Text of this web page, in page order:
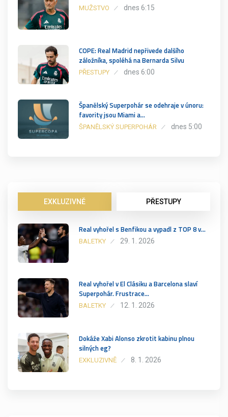
MUŽSTVO dnes 6:15
COPE: Real Madrid nepřivede dalšího
záložníka, spoléhá na Bernarda Silvu
PŘESTUPY dnes 6:00
Španělský Superpohár se odehraje v únoru:
favority jsou Miami a…
ŠPANĚLSKÝ SUPERPOHÁR dnes 5:00
EXKLUZIVNĚ PŘESTUPY
Real vyhořel s Benfikou a vypadl z TOP 8 v…
BALETKY 29. 1. 2026
Real vyhořel v El Clásiku a Barcelona slaví
Superpohár. Frustrace…
BALETKY 12. 1. 2026
Dokáže Xabi Alonso zkrotit kabinu plnou
silných eg?
EXKLUZIVNĚ 8. 1. 2026